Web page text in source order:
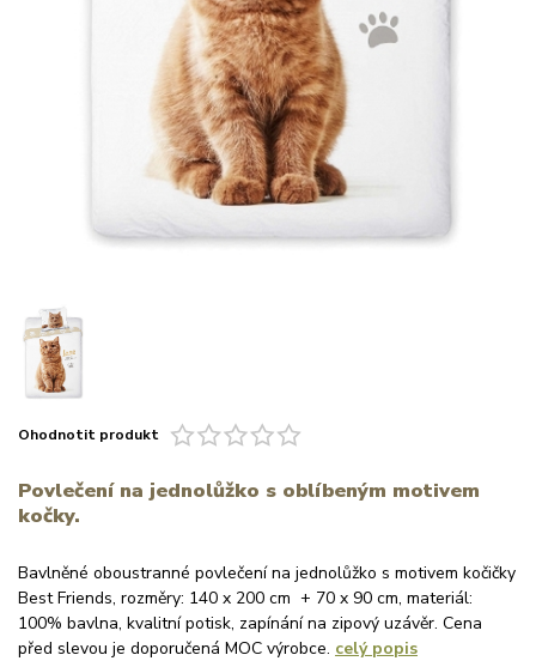
Ohodnotit produkt
Povlečení na jednolůžko s oblíbeným motivem
kočky.
Bavlněné oboustranné povlečení na jednolůžko s motivem kočičky
Best Friends, rozměry: 140 x 200 cm + 70 x 90 cm, materiál:
100% bavlna, kvalitní potisk, zapínání na zipový uzávěr. Cena
před slevou je doporučená MOC výrobce. celý popis